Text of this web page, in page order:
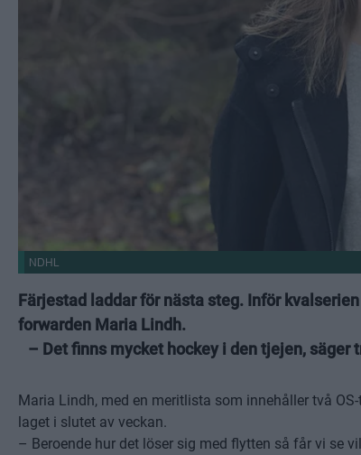
NDHL
Färjestad laddar för nästa steg. Inför
forwarden Maria Lindh.
– Det finns mycket hockey i den tjejen, säger
Maria Lindh, med en meritlista som innehåller två
laget i slutet av veckan.
– Beroende hur det löser sig med flytten så får vi se